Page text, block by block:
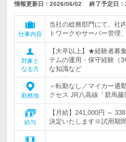
情報更新日：2026/06/02 終了予定日：
仕事内容
当社の総務部門にて、社
トワークやサーバー管理
対象と
なる方
【大卒以上】★経験者募
テムの運用・保守経験（
な知識など
勤務地
＜転勤なし／マイカー通
クセス JR八高線「群馬藤
給与
【月給】241,000円 ～
決定いたします※試用期